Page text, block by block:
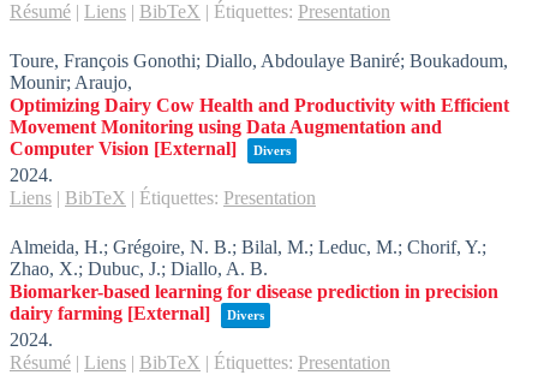
Résumé | Liens | BibTeX | Étiquettes: Presentation
Toure, François Gonothi; Diallo, Abdoulaye Baniré; Boukadoum,
Mounir; Araujo,
Optimizing Dairy Cow Health and Productivity with Efficient
Movement Monitoring using Data Augmentation and
Computer Vision [External] Divers
2024.
Liens | BibTeX | Étiquettes: Presentation
Almeida, H.; Grégoire, N. B.; Bilal, M.; Leduc, M.; Chorif, Y.;
Zhao, X.; Dubuc, J.; Diallo, A. B.
Biomarker-based learning for disease prediction in precision
dairy farming [External] Divers
2024.
Résumé | Liens | BibTeX | Étiquettes: Presentation